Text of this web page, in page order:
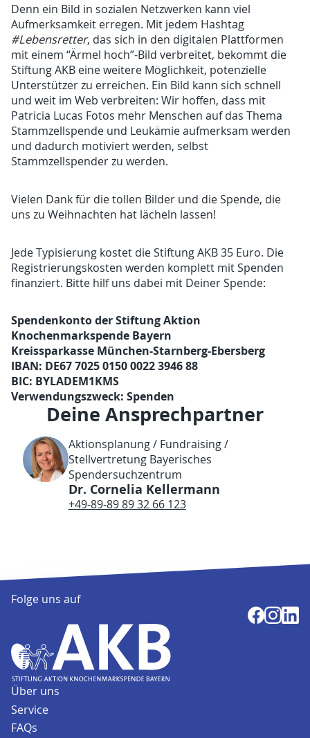
Denn ein Bild in sozialen Netzwerken kann viel
Aufmerksamkeit erregen. Mit jedem Hashtag
#Lebensretter, das sich in den digitalen Plattformen
mit einem “Ärmel hoch”-Bild verbreitet, bekommt die
Stiftung AKB eine weitere Möglichkeit, potenzielle
Unterstützer zu erreichen. Ein Bild kann sich schnell
und weit im Web verbreiten: Wir hoffen, dass mit
Patricia Lucas Fotos mehr Menschen auf das Thema
Stammzellspende und Leukämie aufmerksam werden
und dadurch motiviert werden, selbst
Stammzellspender zu werden.
Vielen Dank für die tollen Bilder und die Spende, die
uns zu Weihnachten hat lächeln lassen!
Jede Typisierung kostet die Stiftung AKB 35 Euro. Die
Registrierungskosten werden komplett mit Spenden
finanziert. Bitte hilf uns dabei mit Deiner Spende:
Spendenkonto der Stiftung Aktion
Knochenmarkspende Bayern
Kreissparkasse München-Starnberg-Ebersberg
IBAN: DE67 7025 0150 0022 3946 88
BIC: BYLADEM1KMS
Verwendungszweck: Spenden
Deine Ansprechpartner
Aktionsplanung / Fundraising /
Stellvertretung Bayerisches
Spendersuchzentrum
Dr. Cornelia Kellermann
+49-89-89 89 32 66 123
Folge uns auf
Über uns
Service
FAQs